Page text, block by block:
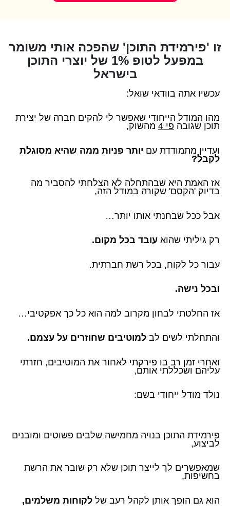
זו 'פירמידת התוכן' שהפכה אותי משומר
במפעל לטופ 1% של יוצרי התוכן
בישראל
עכשיו אתה בוודאי שואל:
מהו המודל הייחודי שאפשר לי להקים חברה של יצירת
תוכן שגובה פי 4 מהשוק,
ועדיין מתמודדת עם יותר פניות ממה שהיא מסוגלת
לקבל?
אז האמת היא שבהתחלה לא הצלחתי להסביר מה
בדיוק 'הקסם' שקורה במודל הזה,
אבל ככל שבחנתי אותו יותר…
רק גיליתי שהוא עובד בכל מקום.
עבור כל לקוח, בכל רשת חברתית.
ובכל נישה.
אז החלטתי לבחון מקרוב למה הוא כל כך אפקטיבי…
והתחלתי לשים לב למוטיבים שחוזרים על עצמם.
ואחרי זמן רב בו פירקתי לאחור את המוטיבים, חזרתי
עליהם ושכללתי אותם,
נולד מודל ייחודי בשם:
פירמידת התוכן בנויה מחמישה שלבים פשוטים ומובנים
לביצוע,
שמאפשרים לך לייצר תוכן שלא רק שובר את הרשת
בחשיפות,
הוא גם הופך אותן לקהל רעב של לקוחות משלמים,